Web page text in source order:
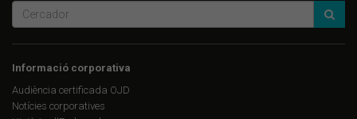
Informació corporativa
Audiència certificada OJD
Notícies corporatives